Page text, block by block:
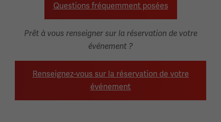
Questions fréquemment posées
Prêt à vous renseigner sur la réservation de votre
événement ?
Renseignez-vous sur la réservation de votre
événement